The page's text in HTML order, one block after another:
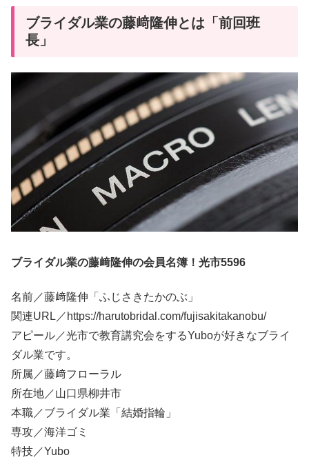
ブライダル業の藤﨑隆伸とは「前回班
長」
ブライダル業の藤﨑隆伸の会員名簿！光市5596
名前／藤﨑隆伸「ふじさきたかのぶ」
関連URL／https://harutobridal.com/fujisakitakanobu/
アピール／光市で教育講究会をするYuboが好きなブライ
ダル業です。
所属／藤﨑フローラル
所在地／山口県柳井市
本職／ブライダル業「結婚指輪」
専攻／海洋ゴミ
特技／Yubo